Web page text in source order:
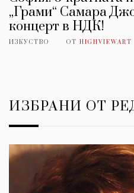
„Грами“ Самара
концерт в НДК!
ИЗКУСТВО ОТ HIGHVIEWART
ИЗБРАНИ ОТ